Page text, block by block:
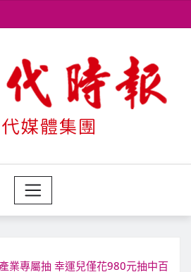
業專屬抽 幸運兒僅花980元抽中百